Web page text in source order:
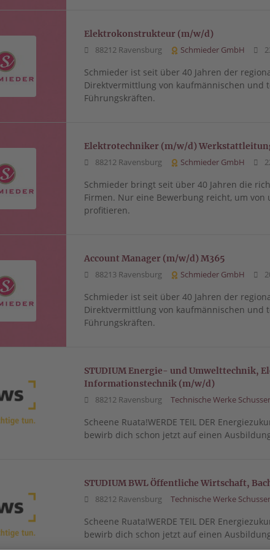
Elektrokonstrukteur (m/w/d)
88212 Ravensburg Schmieder GmbH
Schmieder ist seit über 40 Jahren der
Direktvermittlung von kaufmännischen und
Führungskräften.
Elektrotechniker (m/w/d)
88212 Ravensburg Schmieder GmbH
Schmieder bringt seit über 40 Jahren die
Firmen. Nur eine Bewerbung reicht, um von
profitieren.
Account Manager (m/w/d) M365
88213 Ravensburg Schmieder GmbH
Schmieder ist seit über 40 Jahren der
Direktvermittlung von kaufmännischen und
Führungskräften.
STUDIUM Energie- und Umwelttechnik,
Informationstechnik (m/w/d)
88212 Ravensburg Technische Werke
Scheene Ruata!WERDE TEIL DER
bewirb dich schon jetzt auf einen
STUDIUM BWL Öffentliche Wirtschaft,
88212 Ravensburg Technische Werke
Scheene Ruata!WERDE TEIL DER
bewirb dich schon jetzt auf einen